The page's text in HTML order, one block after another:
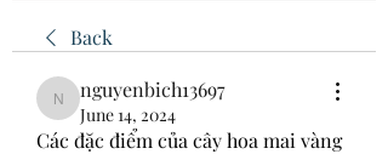
Back
nguyenbich13697
nguyenbich13697
June 14, 2024
Các đặc điểm của cây hoa mai vàng